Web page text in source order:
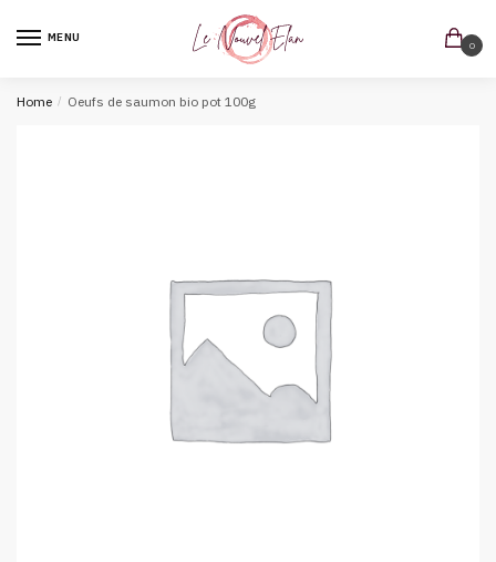
MENU
0
Home / Oeufs de saumon bio pot 100g